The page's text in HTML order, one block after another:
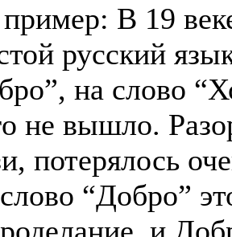
В 19
русский
на слово
не вышло.
потерялось
“Добро”